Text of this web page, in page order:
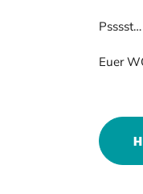
Euer